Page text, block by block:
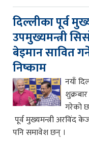
दिल्लीका पूर्व
उपमुख्यमन्त्री
बेइमान सावित
निष्काम
नयाँ
गरेको
पूर्व मुख्यमन्त्री अरविंद
पनि समावेश छन् ।